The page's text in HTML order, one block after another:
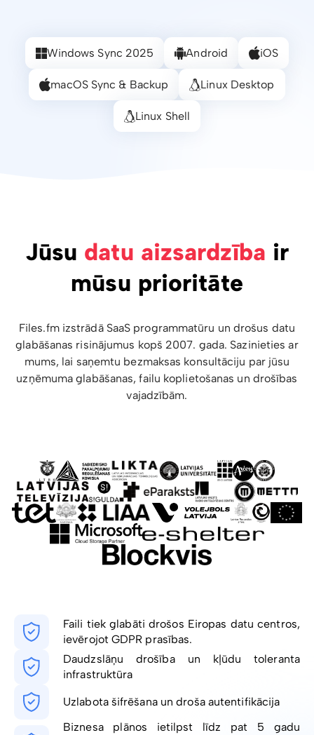
Windows Sync 2025 Android iOS
macOS Sync & Backup Linux Desktop
Linux Shell
Jūsu datu aizsardzība ir
mūsu prioritāte
Files.fm izstrādā SaaS programmatūru un drošus datu
glabāšanas risinājumus kopš 2007. gada. Sazinieties ar
mums, lai saņemtu bezmaksas konsultāciju par jūsu
uzņēmuma glabāšanas, failu koplietošanas un drošības
vajadzībām.
Faili tiek glabāti drošos Eiropas datu centros,
ievērojot GDPR prasības.
Daudzslāņu drošība un kļūdu toleranta
infrastruktūra
Uzlabota šifrēšana un droša autentifikācija
Biznesa plānos ietilpst līdz pat 5 gadu